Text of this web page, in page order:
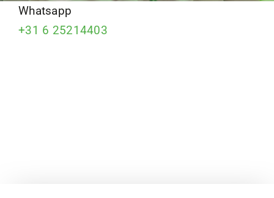
Whatsapp
+31 6 25214403